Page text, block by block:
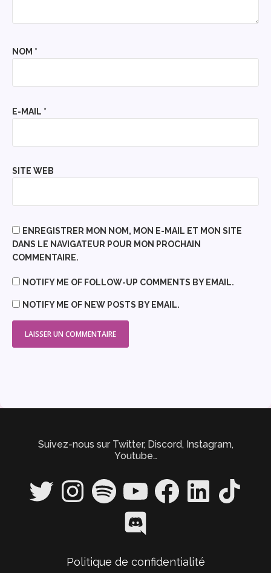
NOM *
E-MAIL *
SITE WEB
ENREGISTRER MON NOM, MON E-MAIL ET MON SITE
DANS LE NAVIGATEUR POUR MON PROCHAIN
COMMENTAIRE.
NOTIFY ME OF FOLLOW-UP COMMENTS BY EMAIL.
NOTIFY ME OF NEW POSTS BY EMAIL.
Suivez-nous sur Twitter, Discord, Instagram,
Youtube…
Twitter InstagramSpotify YouTube FacebookLinkedIn TikTok
Discord
Politique de confidentialité